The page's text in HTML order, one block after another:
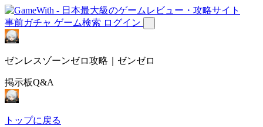
事前ガチャ ゲーム検索 ログイン
ゼンレスゾーンゼロ攻略｜ゼンゼロ
掲示板Q&A
トップに戻る